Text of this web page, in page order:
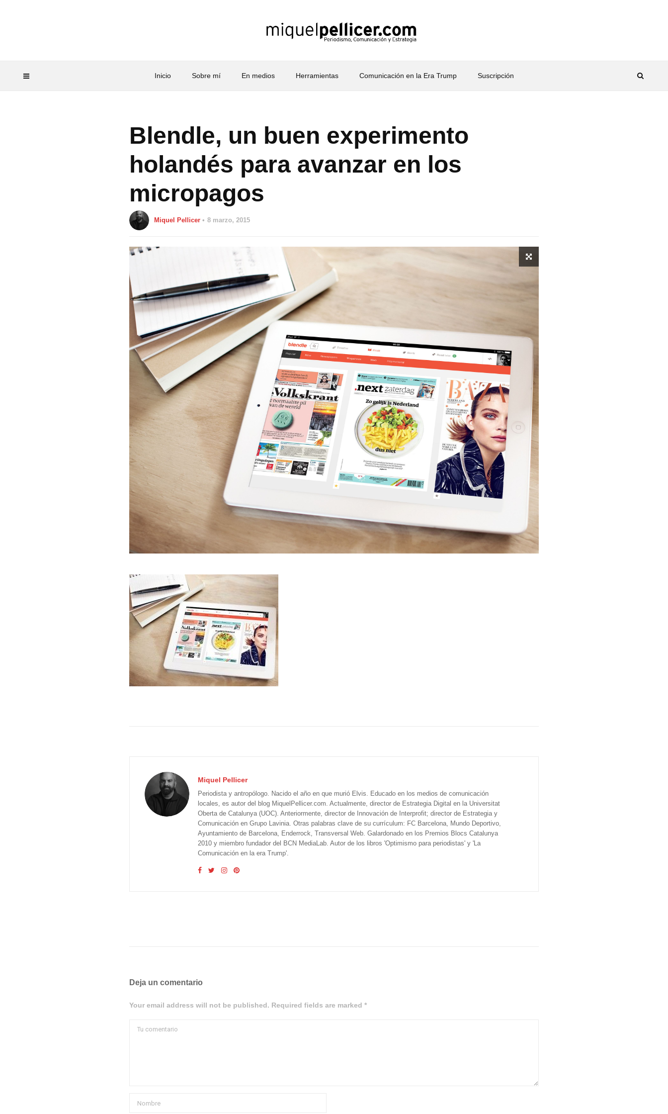
Inicio Sobre mí En medios Herramientas Comunicación en la Era Trump Suscripción
Blendle, un buen experimento
holandés para avanzar en los
micropagos
Miquel Pellicer 8 marzo, 2015
Miquel Pellicer
Periodista y antropólogo. Nacido el año en que murió Elvis. Educado en los medios de comunicación
locales, es autor del blog MiquelPellicer.com. Actualmente, director de Estrategia Digital en la Universitat
Oberta de Catalunya (UOC). Anteriormente, director de Innovación de Interprofit; director de Estrategia y
Comunicación en Grupo Lavinia. Otras palabras clave de su currículum: FC Barcelona, Mundo Deportivo,
Ayuntamiento de Barcelona, Enderrock, Transversal Web. Galardonado en los Premios Blocs Catalunya
2010 y miembro fundador del BCN MediaLab. Autor de los libros 'Optimismo para periodistas' y 'La
Comunicación en la era Trump'.
Deja un comentario
Your email address will not be published. Required fields are marked *